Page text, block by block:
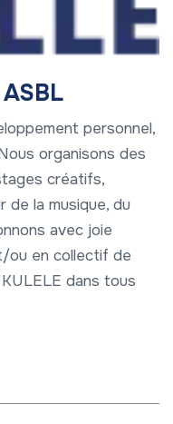
personnel,
organisons des
créatifs,
de la musique, du
avec joie
ou en collectif de
dans tous